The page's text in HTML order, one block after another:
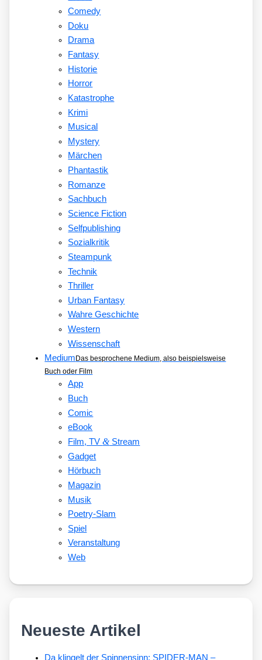
Comedy
Doku
Drama
Fantasy
Historie
Horror
Katastrophe
Krimi
Musical
Mystery
Märchen
Phantastik
Romanze
Sachbuch
Science Fiction
Selfpublishing
Sozialkritik
Steampunk
Technik
Thriller
Urban Fantasy
Wahre Geschichte
Western
Wissenschaft
Medium Das besprochene Medium, also beispielsweise
Buch oder Film
App
Buch
Comic
eBook
Film, TV&Stream
Gadget
Hörbuch
Magazin
Musik
Poetry-Slam
Spiel
Veranstaltung
Web
Neueste Artikel
Da klingelt der Spinnensinn: SPIDER-MAN –